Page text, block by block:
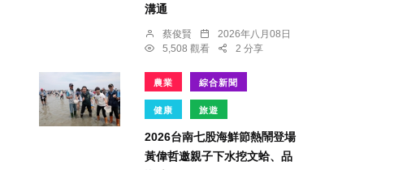
溝通
蔡俊賢
2026年八月08日
5,508 觀看
2 分享
農業 綜合新聞
健康 旅遊
2026台南七股海鮮節熱鬧登場
黃偉哲邀親子下水挖文蛤、品